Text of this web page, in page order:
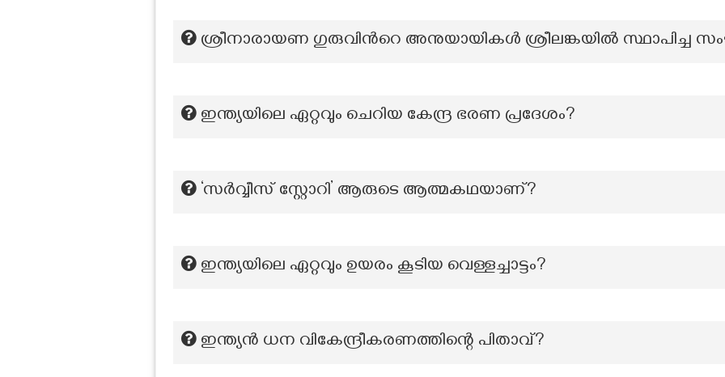
ശ്രീനാരായണ ഗുരുവിന്‍റെ അനുയായികൾ ശ്രീലങ്കയിൽ സ്ഥാപിച്ച
ഇന്ത്യയിലെ ഏറ്റവും ചെറിയ കേന്ദ്ര ഭരണ പ്രദേശം?
‘സർവ്വീസ് സ്റ്റോറി’ ആരുടെ ആത്മകഥയാണ്?
ഇന്ത്യയിലെ ഏറ്റവും ഉയരം കൂടിയ വെള്ളച്ചാട്ടം?
ഇന്ത്യൻ ധന വികേന്ദ്രീകരണത്തിന്റെ പിതാവ്?